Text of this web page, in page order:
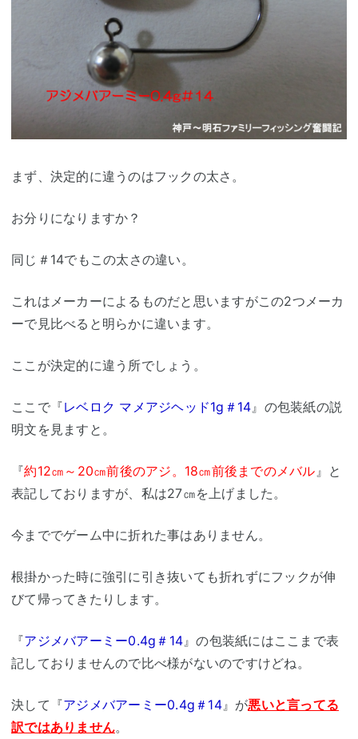
まず、決定的に違うのはフックの太さ。
お分りになりますか？
同じ＃14でもこの太さの違い。
これはメーカーによるものだと思いますがこの2つメーカ
ーで見比べると明らかに違います。
ここが決定的に違う所でしょう。
ここで『レベロク マメアジヘッド1g＃14 』の包装紙の説
明文を見ますと。
『約12㎝～20㎝前後のアジ。18㎝前後までのメバル 』と
表記しておりますが、私は27㎝を上げました。
今まででゲーム中に折れた事はありません。
根掛かった時に強引に引き抜いても折れずにフックが伸
びて帰ってきたりします。
『アジメバアーミー0.4g＃14 』の包装紙にはここまで表
記しておりませんので比べ様がないのですけどね。
決して『アジメバアーミー0.4g＃14』が悪いと言ってる
訳ではありません。